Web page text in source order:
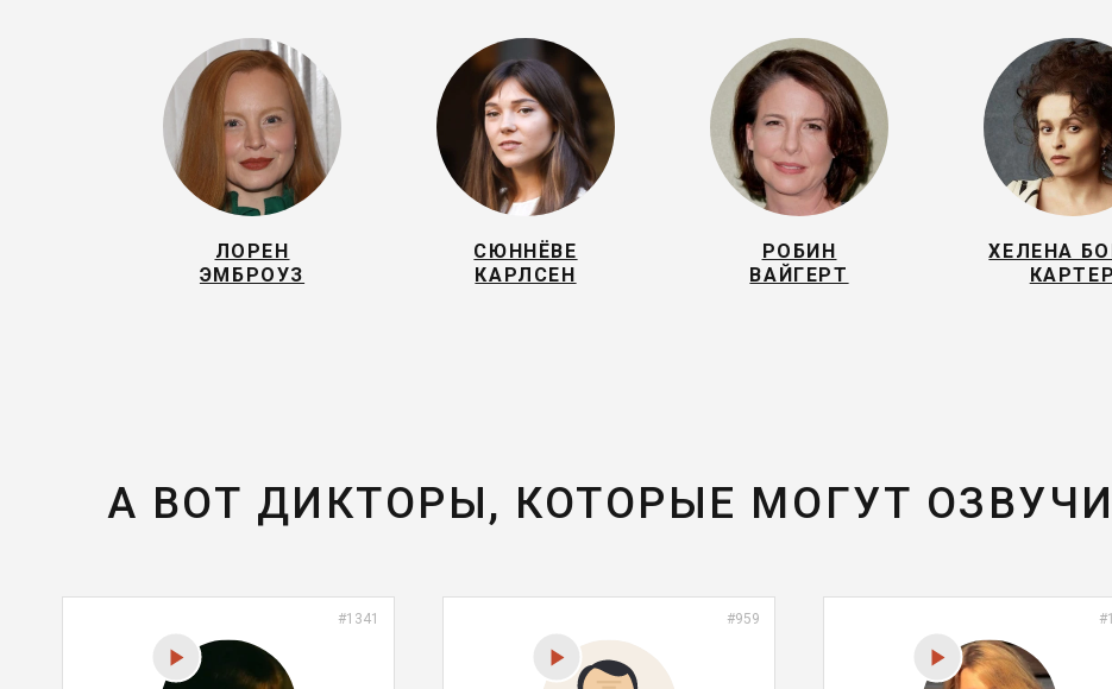
ЛОРЕН
ЭМБРОУЗ
СЮННЁВЕ
КАРЛСЕН
РОБИН
ВАЙГЕРТ
ХЕЛЕНА
КАРТЕР
А ВОТ ДИКТОРЫ, КОТОРЫЕ МОГУТ
#1341 #959